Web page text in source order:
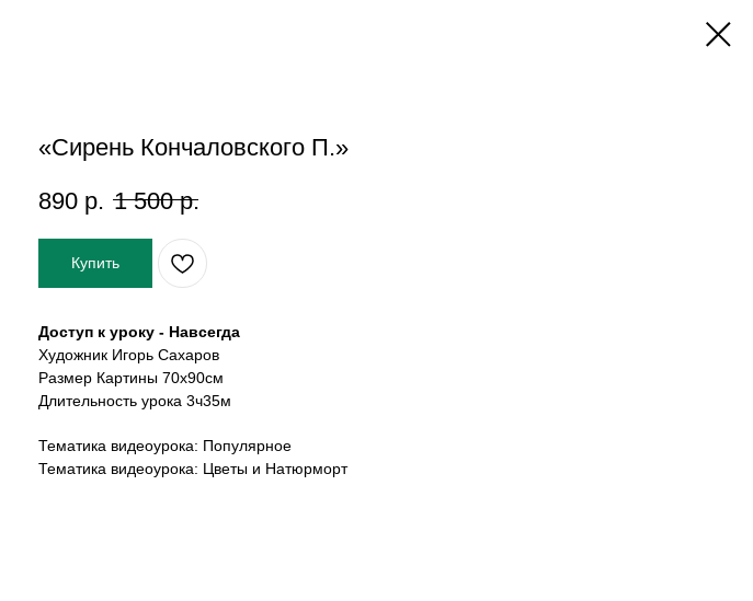
«Сирень Кончаловского П.»
890 р. 1 500 р.
Купить
Доступ к уроку - Навсегда
Художник Игорь Сахаров
Размер Картины 70х90см
Длительность урока 3ч35м
Тематика видеоурока: Популярное
Тематика видеоурока: Цветы и Натюрморт